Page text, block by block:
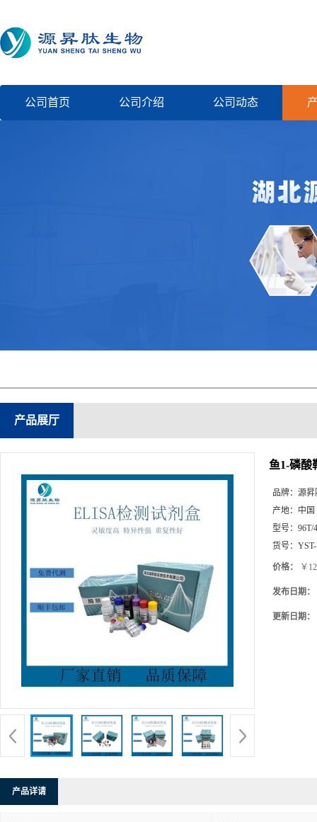
公司首页 公司介绍 公司动态
产品展厅
鱼1-磷酸
品牌： 源昇
产地： 中国
型号： 96T/
货号：
价格： ￥
发布日期：
更新日期：
产品详请